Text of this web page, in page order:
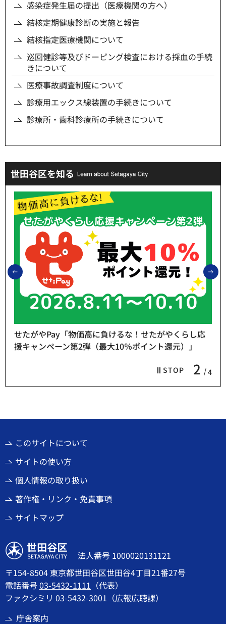
感染症発生届の提出（医療機関の方へ）
結核定期健康診断の実施と報告
結核指定医療機関について
巡回健診等及びドーピング検査における採血の手続
きについて
医療事故調査制度について
診療用エックス線装置の手続きについて
診療所・歯科診療所の手続きについて
世田谷区を知る
前のスライドを表示
STOP 2 4
せたがやPay「物価高に負けるな！せたがやくらし応
援キャンペーン第2弾（最大10％ポイント還元）」
このサイトについて
サイトの使い方
個人情報の取り扱い
著作権・リンク・免責事項
サイトマップ
世田谷区
法人番号 1000020131121
〒154-8504 東京都世田谷区世田谷4丁目21番27号
電話番号03-5432-1111 （代表）
ファクシミリ 03-5432-3001（広報広聴課）
庁舎案内